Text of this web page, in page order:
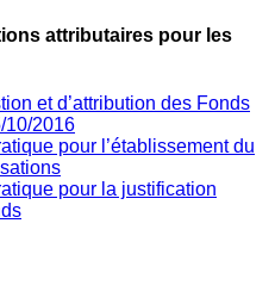
attributaires pour les
et d’attribution des Fonds
10/2016
pour l’établissement du
pour la justification